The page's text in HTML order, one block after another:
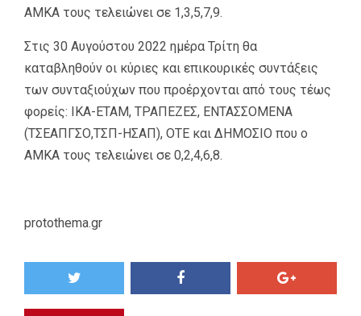
ΑΜΚΑ τους τελειώνει σε 1,3,5,7,9.
Στις 30 Αυγούστου 2022 ημέρα Τρίτη θα
καταβληθούν οι κύριες και επικουρικές συντάξεις
των συνταξιούχων που προέρχονται από τους τέως
φορείς: ΙΚΑ-ΕΤΑΜ, ΤΡΑΠΕΖΕΣ, ΕΝΤΑΣΣΟΜΕΝΑ
(ΤΣΕΑΠΓΣΟ,ΤΣΠ-ΗΣΑΠ), ΟΤΕ και ΔΗΜΟΣΙΟ που ο
ΑΜΚΑ τους τελειώνει σε 0,2,4,6,8.
protothema.gr